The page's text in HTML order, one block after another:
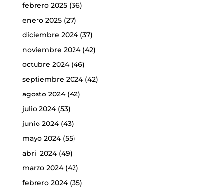
febrero 2025(36)
enero 2025(27)
diciembre 2024(37)
noviembre 2024(42)
octubre 2024(46)
septiembre 2024(42)
agosto 2024(42)
julio 2024(53)
junio 2024(43)
mayo 2024(55)
abril 2024(49)
marzo 2024(42)
febrero 2024(35)